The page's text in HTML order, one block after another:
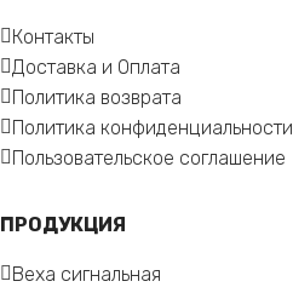
Контакты
Доставка и Оплата
Политика возврата
Политика конфиденциальности
Пользовательское соглашение
ПРОДУКЦИЯ
Веха сигнальная